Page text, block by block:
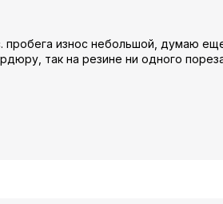
пробега износ небольшой, думаю
так на резине ни одного